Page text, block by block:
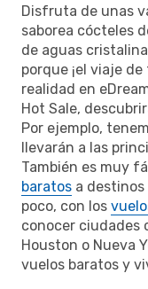
Disfruta de unas
saborea cócteles
de aguas
porque ¡el viaje
realidad en
Hot Sale,
Por ejemplo,
llevarán a las
También es muy
baratos a
poco, con los
conocer ciudades
Houston o Nueva
vuelos baratos y